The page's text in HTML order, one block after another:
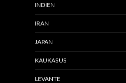
INDIEN
IRAN
JAPAN
KAUKASUS
LEVANTE